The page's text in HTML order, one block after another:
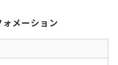
ォメーション